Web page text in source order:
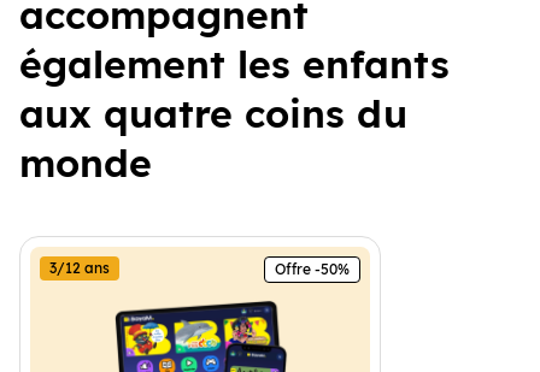
accompagnent
également les enfants
aux quatre coins du
monde
3/12 ans Offre -50%